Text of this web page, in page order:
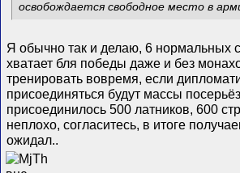
освобождается свободное место в
Я обычно так и делаю, 6 нормальных
хватает бля победы даже и без
тренировать вовремя, если
присоединяться будут массы
присоединилось 500 латников, 600
неплохо, согласитесь, в итоге
ожидал..